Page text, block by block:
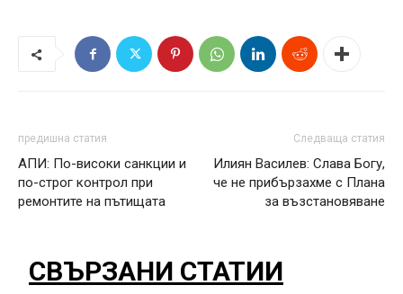
предишна статия
АПИ: По-високи санкции и
по-строг контрол при
ремонтите на пътищата
Следваща статия
Илиян Василев: Слава Богу,
че не прибързахме с Плана
за възстановяване
СВЪРЗАНИ СТАТИИ